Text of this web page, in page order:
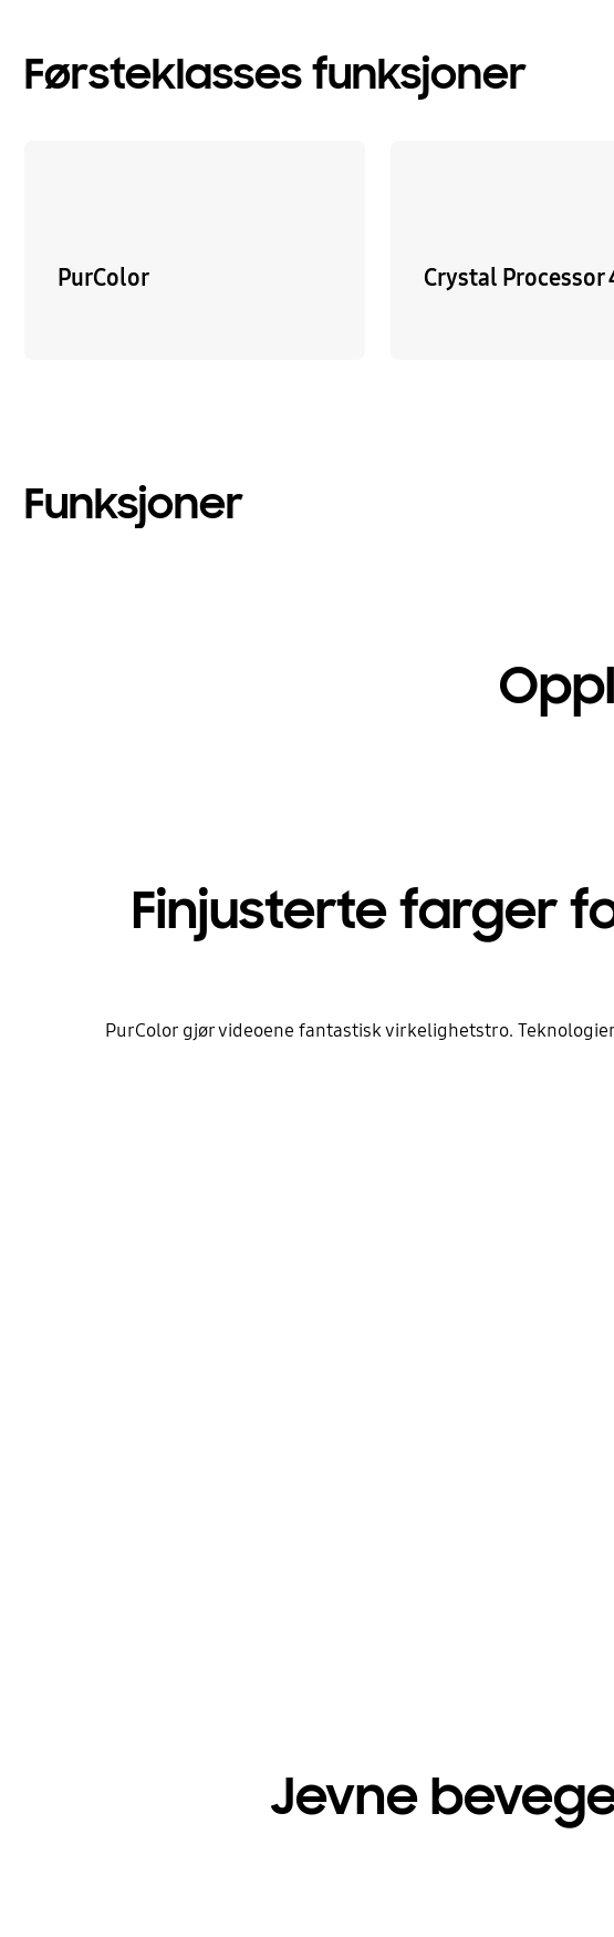
Førsteklasses funksjoner
PurColor Crystal Processor
Funksjoner
Finjusterte farger
PurColor gjør videoene fantastisk virkelighetstro.
Jevne